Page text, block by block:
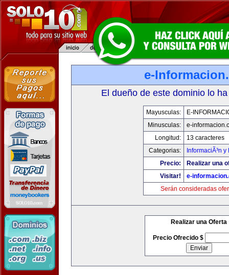
e-
El dueño de este dominio lo
Mayusculas:
E-
Minusculas:
e-
Longitud:
13 caracteres
Categorias:
InformaciÃ³n
Precio:
Realizar una
Visitar!
e-
Serán consideradas
Realizar una Oferta
Precio Ofrecido $